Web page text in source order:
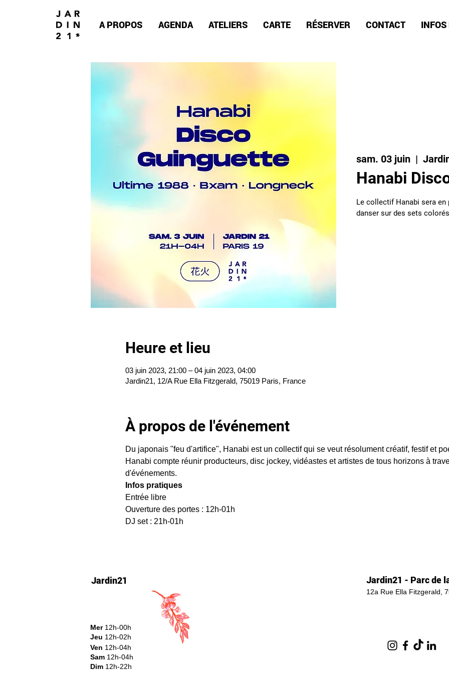
A PROPOS AGENDA ATELIERS CARTE RÉSERVER CONTACT INFOS
sam. 03 juin
  |
Hanabi
Le collectif Hanabi sera en
danser sur des sets
Heure et lieu
03 juin 2023, 21:00 – 04 juin 2023, 04:00
Jardin21, 12/A Rue Ella Fitzgerald, 75019 Paris, France
À propos de l'événement
Du japonais "feu d'artifice", Hanabi est un collectif qui se veut résolument créatif, festif et
Hanabi compte réunir producteurs, disc jockey, vidéastes et artistes de tous horizons à
d'événements.
Infos pratiques
Entrée libre
Ouverture des portes : 12h-01h
DJ set : 21h-01h
Jardin21
Mer12h-00h
Jeu 12h-02h
Ven 12h-04h
Sam 12h-04h
Dim 12h-22h​
Jardin21 - Parc de
12a Rue Ella Fitzgerald,